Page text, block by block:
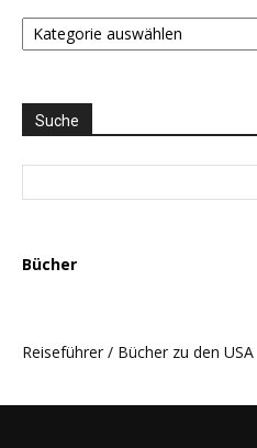
STAATEN
LISTE
AUSWAHL
Suche
Bücher
Reiseführer / Bücher zu den USA